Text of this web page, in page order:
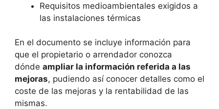
Requisitos medioambientales exigidos a
las instalaciones térmicas
En el documento se incluye información para
que el propietario o arrendador conozca
dónde ampliar la información referida a las
mejoras, pudiendo así conocer detalles como el
coste de las mejoras y la rentabilidad de las
mismas.